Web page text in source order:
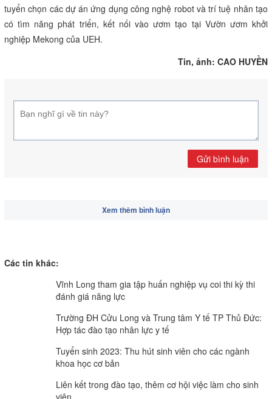
tuyển chọn các dự án ứng dụng công nghệ robot và trí tuệ nhân tạo
có tìm năng phát triển, kết nối vào ươm tạo tại Vườn ươm khởi
nghiệp Mekong của UEH.
Tin, ảnh: CAO HUYỀN
Gửi bình luận
Xem thêm bình luận
Các tin khác:
Vĩnh Long tham gia tập huấn nghiệp vụ coi thi kỳ thi
đánh giá năng lực
Trường ĐH Cửu Long và Trung tâm Y tế TP Thủ Đức:
Hợp tác đào tạo nhân lực y tế
Tuyển sinh 2023: Thu hút sinh viên cho các ngành
khoa học cơ bản
Liên kết trong đào tạo, thêm cơ hội việc làm cho sinh
viên